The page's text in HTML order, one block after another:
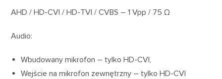
AHD / HD-CVI / HD-TVI / CVBS – 1 Vpp / 75 Ω
Audio:
Wbudowany mikrofon – tylko HD-CVI,
Wejście na mikrofon zewnętrzny – tylko HD-CVI